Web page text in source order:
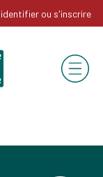
ou s'inscrire